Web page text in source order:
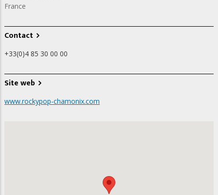
France
Contact
+33(0)4 85 30 00 00
Site web
www.rockypop-chamonix.com